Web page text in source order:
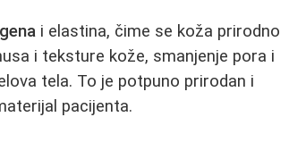
i elastina, čime se koža prirodno
i teksture kože, smanjenje pora i
tela. To je potpuno prirodan i
pacijenta.